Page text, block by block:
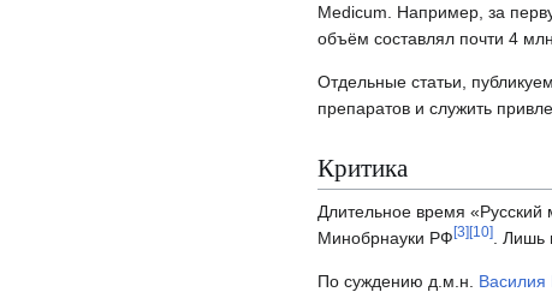
Medicum. Например, за
объём составлял почти 4
Отдельные статьи,
препаратов и служить
Критика
Длительное время
Минобрнауки РФ [3] [10] . Лишь
По суждению д.м.н. Василия